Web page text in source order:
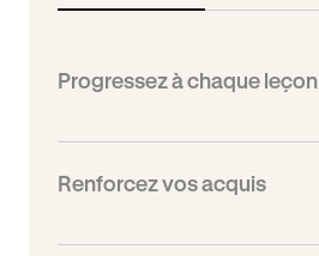
Progressez à chaque leçon
Renforcez vos acquis